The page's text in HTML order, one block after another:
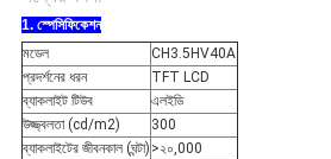
1. স্পেসিফিকেশন
মডেল
CH3.5HV40A
প্রদর্শনের ধরন
TFT LCD
ব্যাকলাইট টিউব
এলইডি
উজ্জ্বলতা (cd/m2)
300
ব্যাকলাইটের জীবনকাল (ঘন্টা) >২০,000